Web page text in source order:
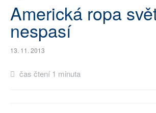
ROZHOVORY
TÉMATA
Americká ropa
nespasí
13. 11. 2013
čas čtení 1 minuta